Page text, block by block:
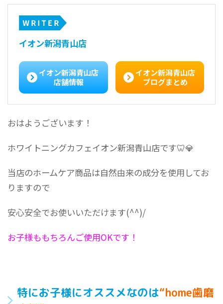
イオン新潟青山店
イオン新潟青山店
店舗情報
イオン新潟青山店
ブログまとめ
おはようございます！
ホワイトニングカフェイオン新潟青山店です🦷💎
当店のホームケア商品は自然由来の成分を使用してお
りますので
安心安全でお使いいただけます(^^)/
お子様ももちろんご使用OKです！
特にお子様にオススメなのは“home歯磨